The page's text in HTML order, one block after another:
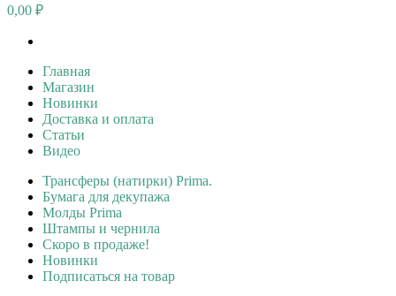
0,00 ₽
Главная
Магазин
Новинки
Доставка и оплата
Статьи
Видео
Трансферы (натирки) Prima.
Бумага для декупажа
Молды Prima
Штампы и чернила
Скоро в продаже!
Новинки
Подписаться на товар